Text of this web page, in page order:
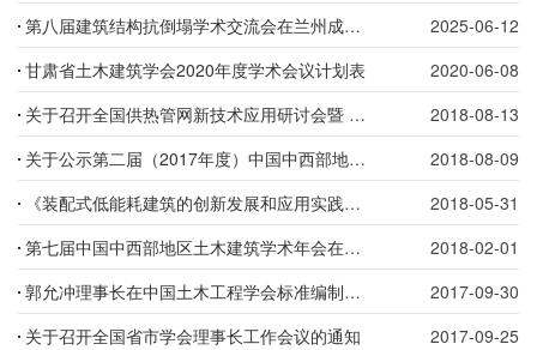
第八届建筑结构抗倒塌学术交流会在兰州成功举办
2025-06-12
甘肃省土木建筑学会2020年度学术会议计划表
2020-06-08
关于召开全国供热管网新技术应用研讨会暨 首届河南省建筑能源应用学术论坛的通知
2018-08-13
关于公示第二届（2017年度）中国中西部地区土木建筑杰出工程师•建筑师荣誉称号终审评定结果的通知
2018-08-09
《装配式低能耗建筑的创新发展和应用实践》学术讲座在兰州举办
2018-05-31
第七届中国中西部地区土木建筑学术年会在南昌举行
2018-02-01
郭允冲理事长在中国土木工程学会标准编制工作会议上的讲话
2017-09-30
关于召开全国省市学会理事长工作会议的通知
2017-09-25